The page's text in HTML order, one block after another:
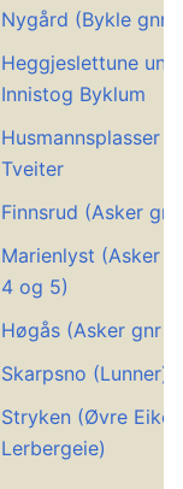
Nygård (Bykle gnr
Heggjeslettune
Innistog Byklum
Husmannsplasser
Tveiter
Finnsrud (Asker
Marienlyst (Asker
4 og 5)
Høgås (Asker gnr
Skarpsno (Lunner)
Stryken (Øvre Eiker,
Lerbergeie)